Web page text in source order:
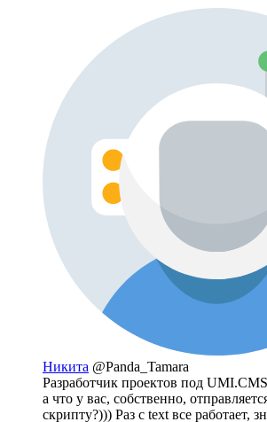
Никита @Panda_Tamara
Разработчик проектов под UMI.CMS
а что у вас, собственно,
скрипту?))) Раз с text все работает,